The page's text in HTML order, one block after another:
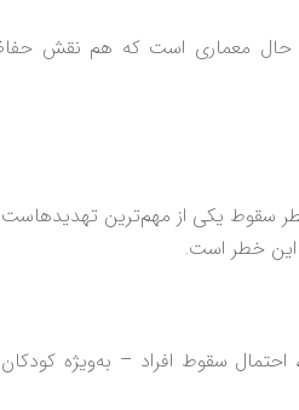
حال معماری است که هم نقش
سقوط یکی از مهم‌ترین تهدیدهاست.
این خطر است.
احتمال سقوط افراد – به‌ویژه